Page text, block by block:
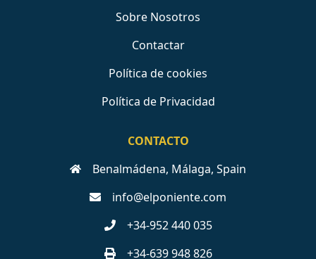
Sobre Nosotros
Contactar
Política de cookies
Política de Privacidad
CONTACTO
Benalmádena, Málaga, Spain
info@elponiente.com
+34-952 440 035
+34-639 948 826